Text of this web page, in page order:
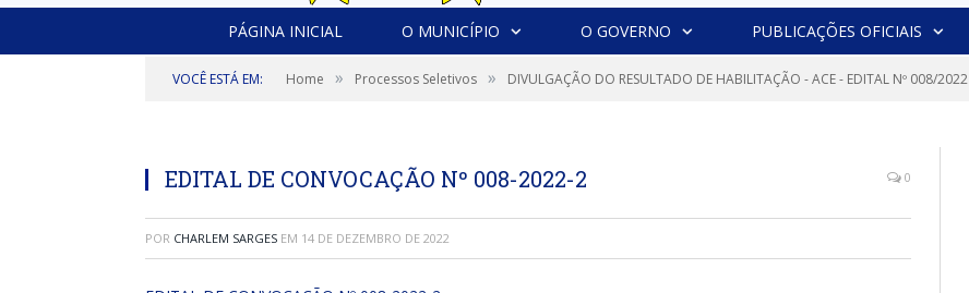
PÁGINA INICIAL O MUNICÍPIO O GOVERNO PUBLICAÇÕES OFICIAIS
VOCÊ ESTÁ EM: Home » Processos Seletivos » DIVULGAÇÃO DO RESULTADO DE HABILITAÇÃO - ACE - EDITAL Nº 008/2022
EDITAL DE CONVOCAÇÃO Nº 008-2022-2 0
POR CHARLEM SARGES EM 14 DE DEZEMBRO DE 2022